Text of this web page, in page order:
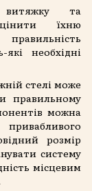
витяжку та
їхню
необхідні
стелі може
правильному
можна
розмір
систему
місцевим